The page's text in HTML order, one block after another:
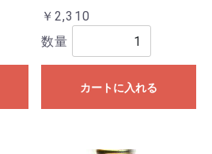
￥2,310
数量
カートに入れる